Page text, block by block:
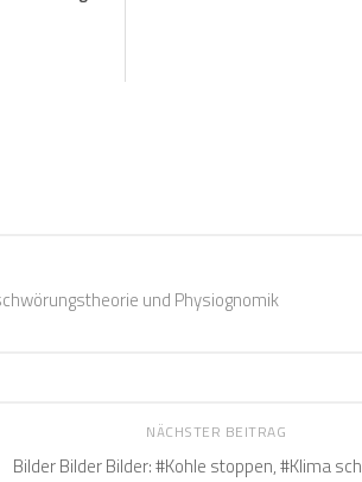
und Physiognomik
NÄCHSTER BEITRAG
Bilder Bilder Bilder: #Kohle stoppen, #Klima